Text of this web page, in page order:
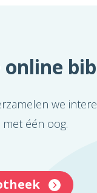
online
we
met één oog.